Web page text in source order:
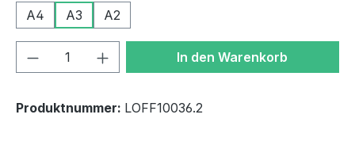
A4
A3 A2
Produkt Anzahl: Gib denIn den Warenkorb
Produktnummer: LOFF10036.2